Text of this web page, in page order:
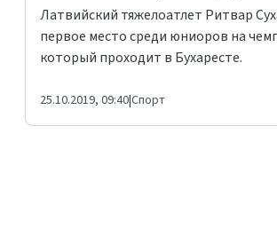
Латвийский тяжелоатлет Ритвар
первое место среди юниоров на
который проходит в Бухаресте.
25.10.2019, 09:40|Спорт